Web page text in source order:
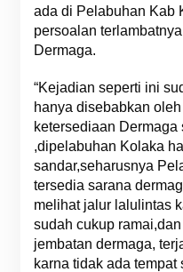
ada di Pelabuhan Kab
persoalan
Dermaga.
“Kejadian seperti ini
hanya disebabkan
ketersediaan
,dipelabuhan Kolaka
sandar,seharusnya
tersedia sarana
melihat jalur lalulintas
sudah cukup
jembatan dermaga,
karna tidak ada tempat